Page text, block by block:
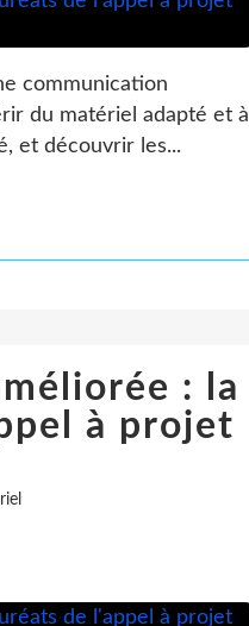
communication
du matériel adapté et à
et découvrir les...
: la
à projet